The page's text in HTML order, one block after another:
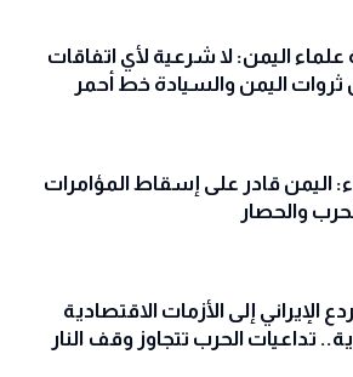
علماء اليمن: لا شرعية لأي اتفاقات
اليمن والسيادة خط أحمر
اليمن قادر على إسقاط المؤامرات
والحصار
الإيراني إلى الأزمات الاقتصادية
تداعيات الحرب تتجاوز وقف النار